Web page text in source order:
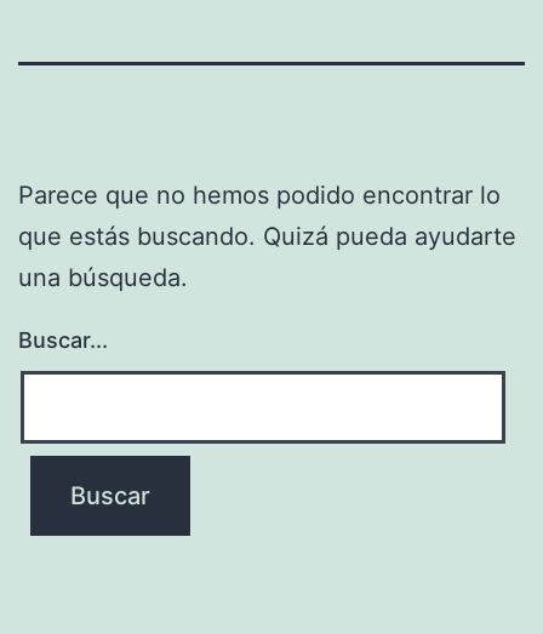
Parece que no hemos podido encontrar lo
que estás buscando. Quizá pueda ayudarte
una búsqueda.
Buscar...